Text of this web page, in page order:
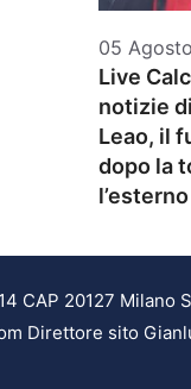
05
Live
notizie
Leao, il
dopo la
CAP 20127 Milano
Direttore sito